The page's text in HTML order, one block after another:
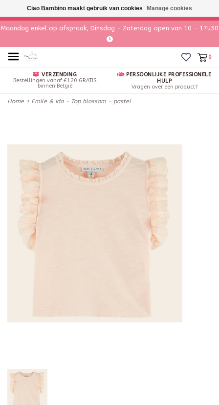
Maandag enkel op afspraak, Dinsdag - Zaterdag open van 10 - 17u30
0
VERZENDING
Bestellingen vanaf €120 GRATIS
binnen België
PERSOONLIJKE PROFESSIONELE
HULP
Vragen over een product?
Home > Emile & Ida - Top blossom - pastel
Ciao Bambino maakt gebruik van cookies Manage cookies